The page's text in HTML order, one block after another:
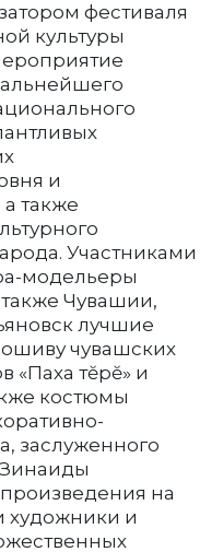
фестиваля
культуры
и
также
Участниками
модельеры
Чувашии,
лучшие
чувашских
«Паха тĕрĕ» и
костюмы
заслуженного
Зинаиды
на
художники и